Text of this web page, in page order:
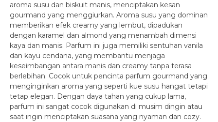
aroma susu dan biskuit manis, menciptakan kesan
gourmand yang menggiurkan. Aroma susu yang dominan
memberikan efek creamy yang lembut, dipadukan
dengan karamel dan almond yang menambah dimensi
kaya dan manis. Parfum ini juga memiliki sentuhan vanila
dan kayu cendana, yang membantu menjaga
keseimbangan antara manis dan creamy tanpa terasa
berlebihan. Cocok untuk pencinta parfum gourmand yang
menginginkan aroma yang seperti kue susu hangat tetapi
tetap elegan. Dengan daya tahan yang cukup lama,
parfum ini sangat cocok digunakan di musim dingin atau
saat ingin menciptakan suasana yang nyaman dan cozy.